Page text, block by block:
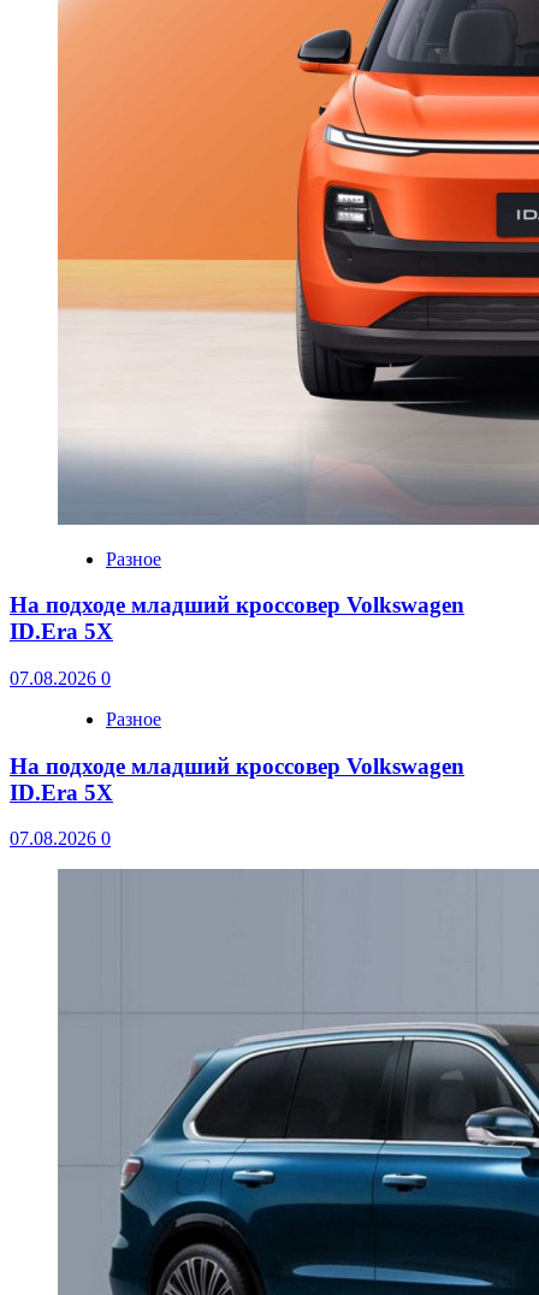
Разное
На подходе младший кроссовер Volkswagen
ID.Era 5X
07.08.2026 0
Разное
На подходе младший кроссовер Volkswagen
ID.Era 5X
07.08.2026 0